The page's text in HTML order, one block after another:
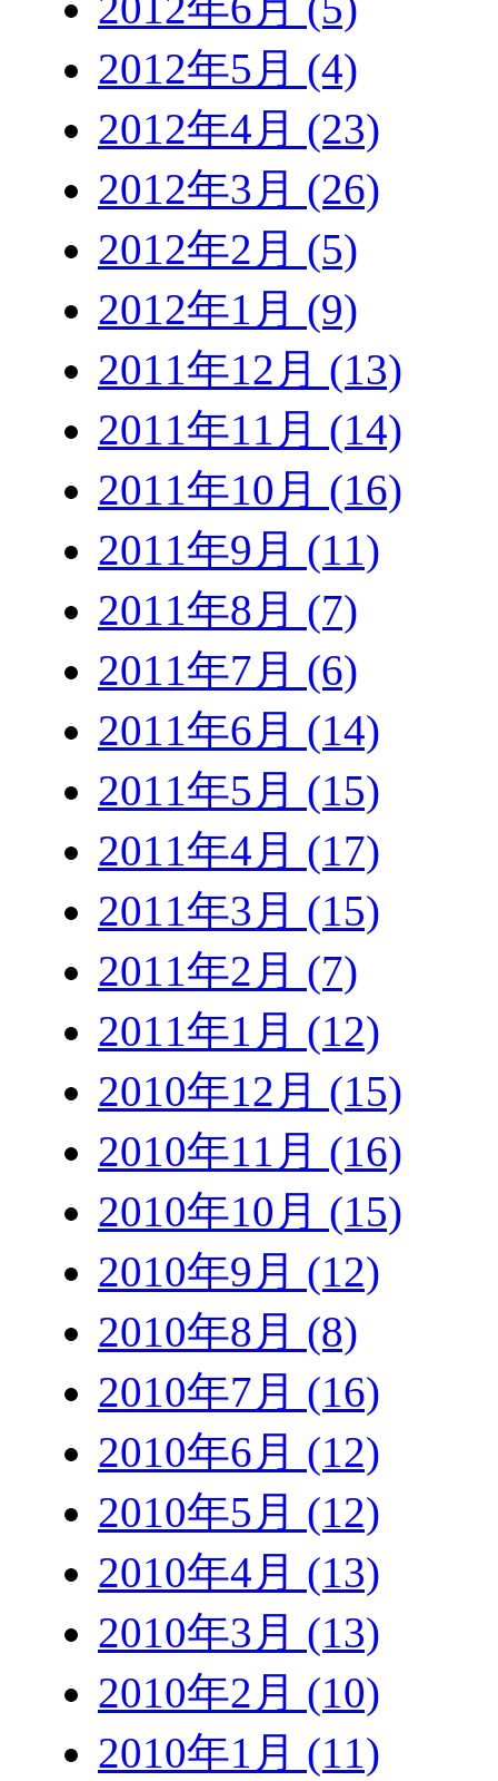
2012年5月 (4)
2012年4月 (23)
2012年3月 (26)
2012年2月 (5)
2012年1月 (9)
2011年12月 (13)
2011年11月 (14)
2011年10月 (16)
2011年9月 (11)
2011年8月 (7)
2011年7月 (6)
2011年6月 (14)
2011年5月 (15)
2011年4月 (17)
2011年3月 (15)
2011年2月 (7)
2011年1月 (12)
2010年12月 (15)
2010年11月 (16)
2010年10月 (15)
2010年9月 (12)
2010年8月 (8)
2010年7月 (16)
2010年6月 (12)
2010年5月 (12)
2010年4月 (13)
2010年3月 (13)
2010年2月 (10)
2010年1月 (11)